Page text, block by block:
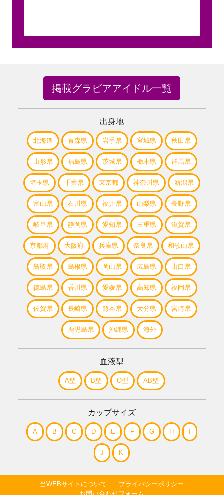
掲載グラビアアイドル一覧
出身地
北海道 青森県 岩手県 宮城県 秋田県
山形県 福島県 茨城県 栃木県 群馬県
埼玉県 千葉県 東京都 神奈川県 新潟県
富山県 石川県 福井県 山梨県 長野県
岐阜県 静岡県 愛知県 三重県 滋賀県
京都府 大阪府 兵庫県 奈良県 和歌山県
鳥取県 島根県 岡山県 広島県 山口県
徳島県 香川県 愛媛県 高知県 福岡県
佐賀県 長崎県 熊本県 大分県 宮崎県
鹿児島県 沖縄県 海外
血液型
A型 B型 O型 AB型
カップサイズ
A B C D E F G H
J K
当WEBサイトについて
プライバシーポリシー